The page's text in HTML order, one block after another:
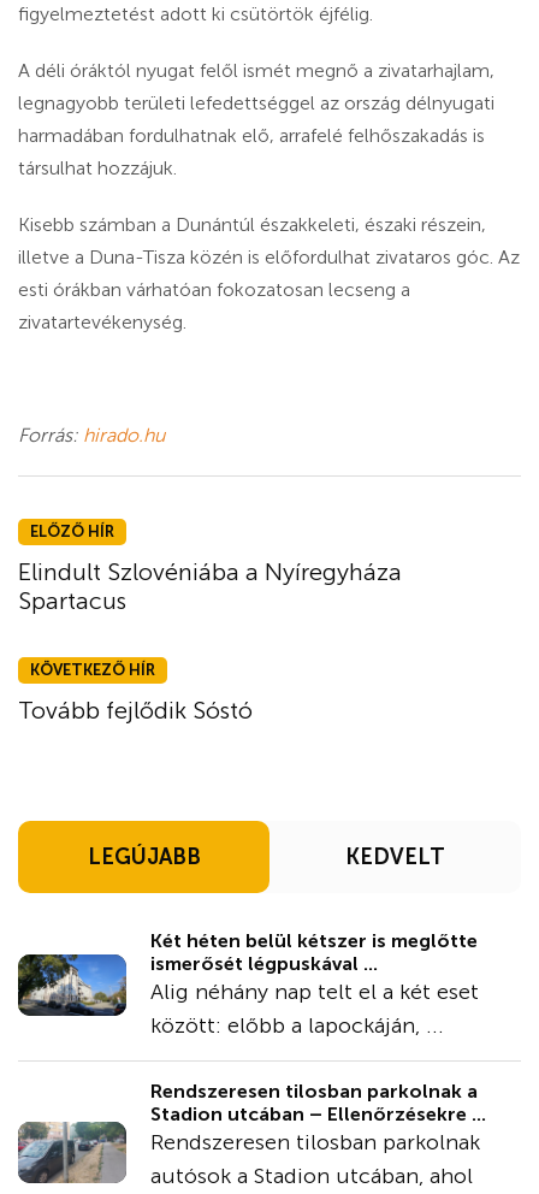
figyelmeztetést adott ki csütörtök éjfélig.
A déli óráktól nyugat felől ismét megnő a zivatarhajlam,
legnagyobb területi lefedettséggel az ország délnyugati
harmadában fordulhatnak elő, arrafelé felhőszakadás is
társulhat hozzájuk.
Kisebb számban a Dunántúl északkeleti, északi részein,
illetve a Duna-Tisza közén is előfordulhat zivataros góc. Az
esti órákban várhatóan fokozatosan lecseng a
zivatartevékenység.
Forrás: hirado.hu
ELŐZŐ HÍR
Elindult Szlovéniába a Nyíregyháza
Spartacus
KÖVETKEZŐ HÍR
Tovább fejlődik Sóstó
LEGÚJABB KEDVELT
Két héten belül kétszer is meglőtte
ismerősét légpuskával ...
Alig néhány nap telt el a két eset
között: előbb a lapockáján, ...
Rendszeresen tilosban parkolnak a
Stadion utcában – Ellenőrzésekre ...
Rendszeresen tilosban parkolnak
autósok a Stadion utcában, ahol